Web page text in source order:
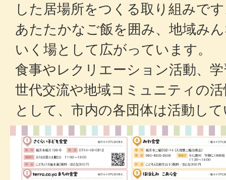
した居場所をつくる取り組みで
あたたかなご飯を囲み、地域み
いく場として広がっています。
食事やレクリエーション活動、
世代交流や地域コミュニティの
として、市内の各団体は活動し